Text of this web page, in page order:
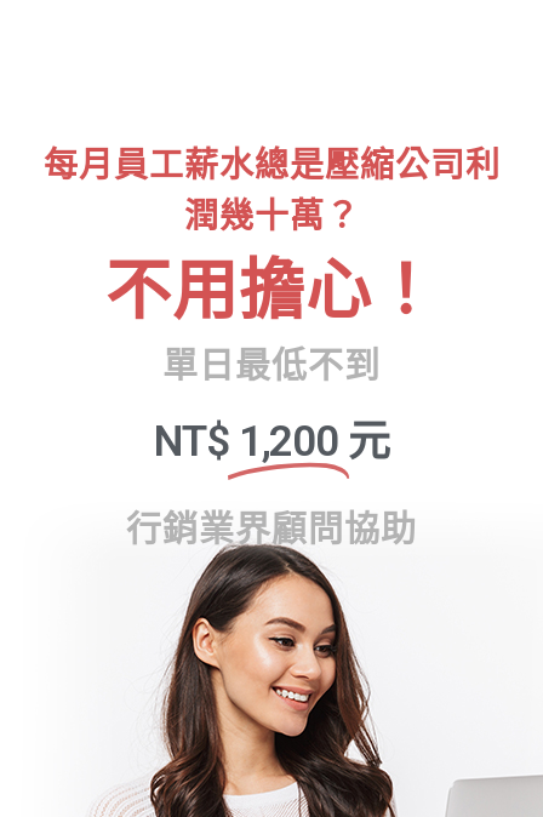
每月員工薪水總是壓縮公司利
潤幾十萬？
不用擔心！
單日最低不到
NT$ 1,200 元
行銷業界顧問協助